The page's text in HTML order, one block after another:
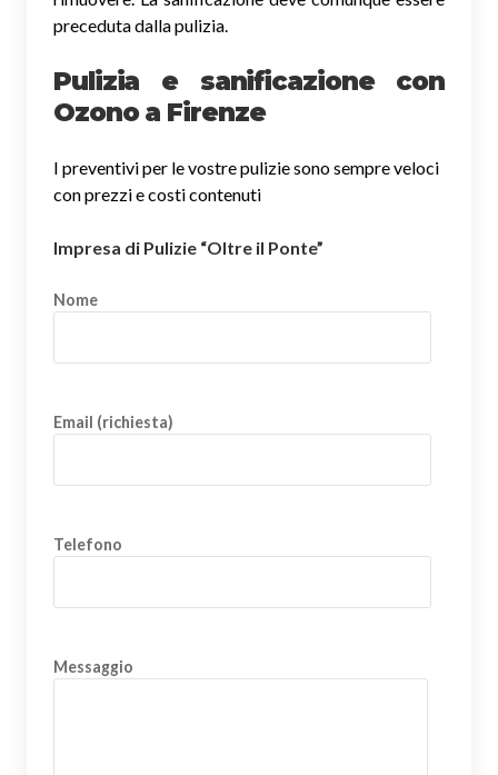
preceduta dalla pulizia.
Pulizia e sanificazione con
Ozono a Firenze
I preventivi per le vostre pulizie sono sempre veloci
con prezzi e costi contenuti
Impresa di Pulizie “Oltre il Ponte”
Nome
Email (richiesta)
Telefono
Messaggio